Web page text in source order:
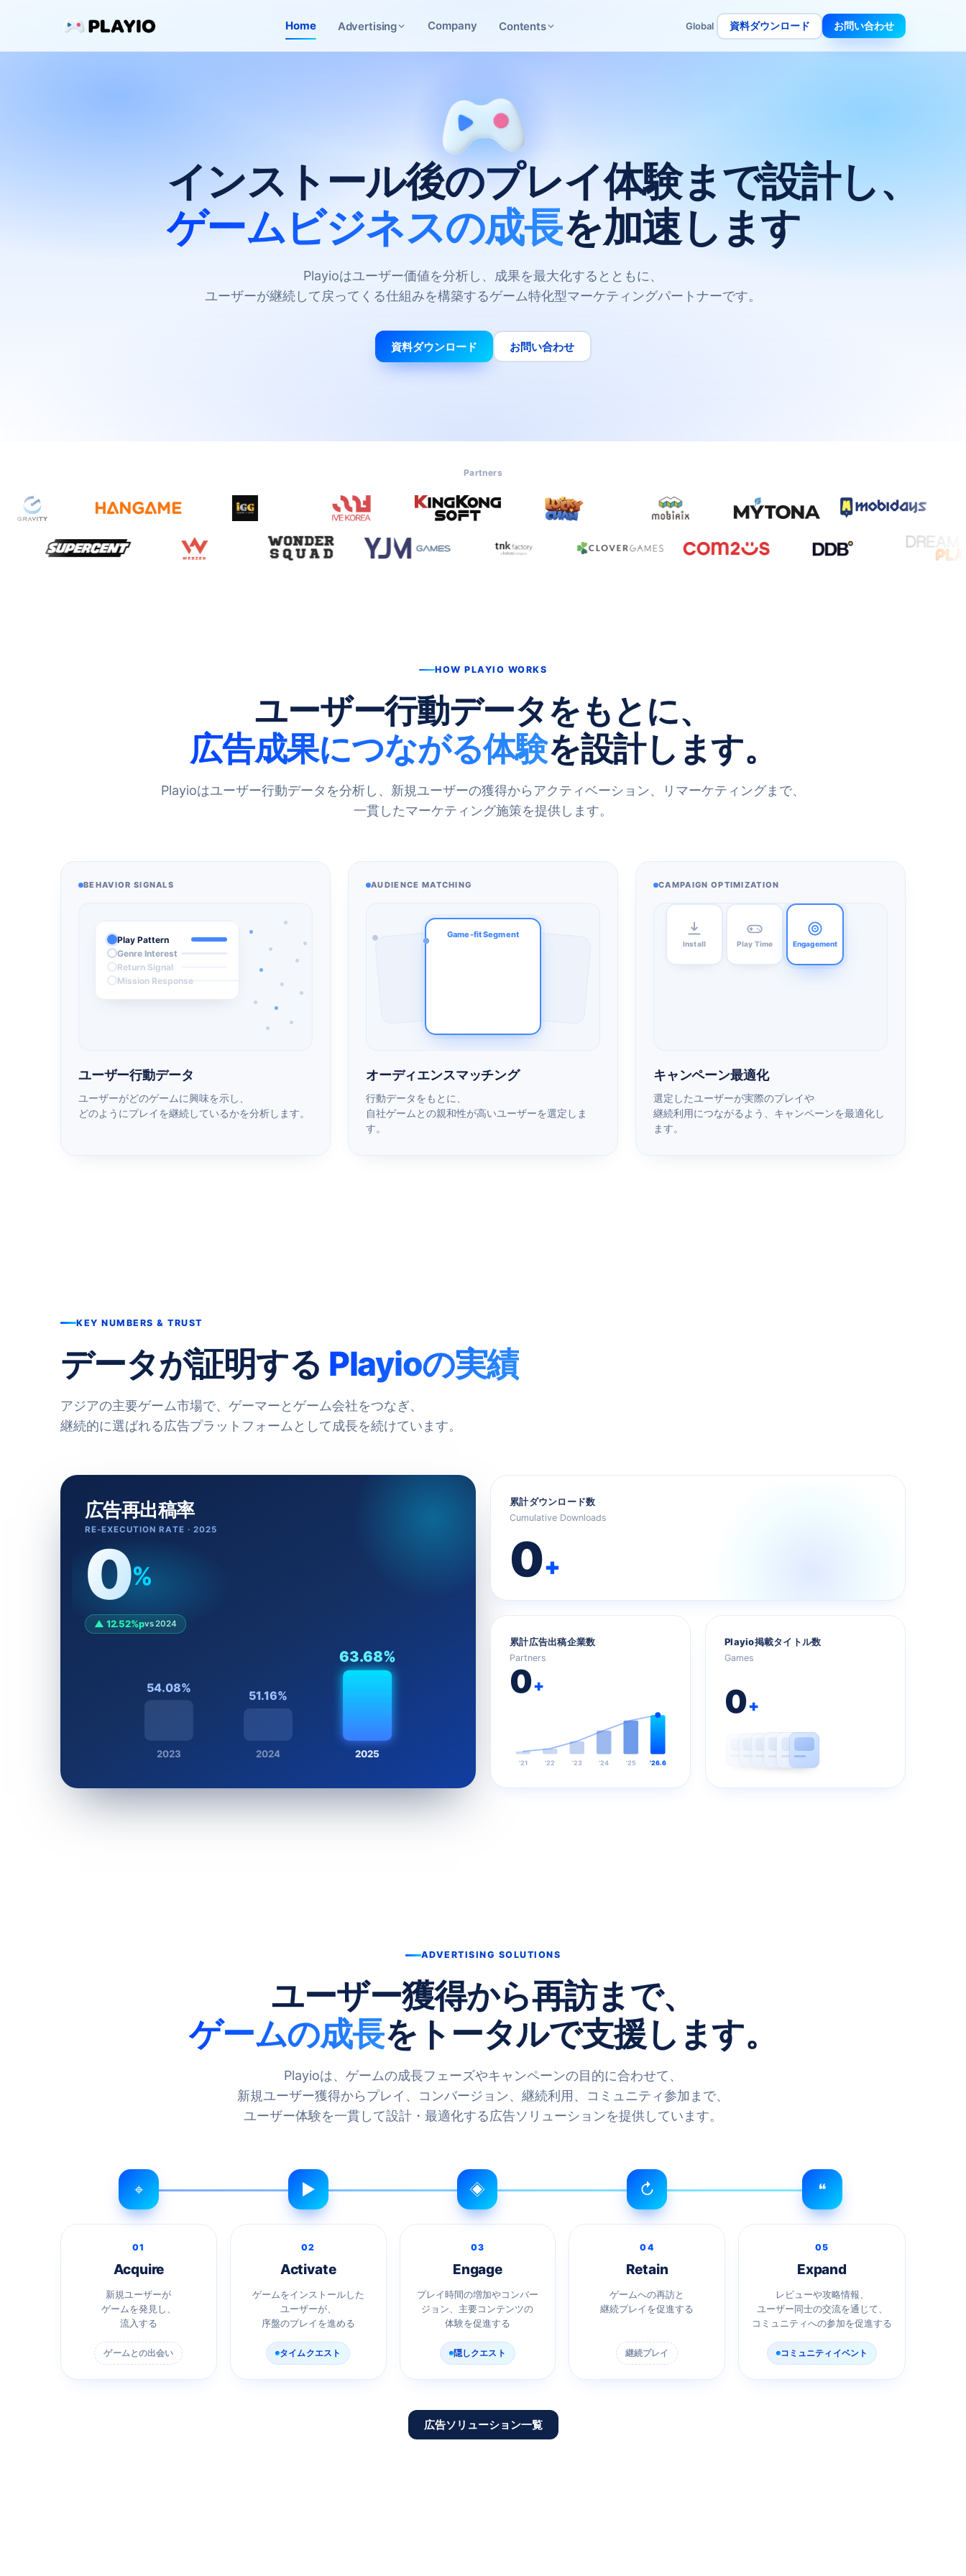
Home Advertising Company Contents Global 資料ダウンロード お問い合わせ
インストール後のプレイ体験まで設計し、
ゲームビジネスの成長を加速します
Playioはユーザー価値を分析し、成果を最大化するとともに、
ユーザーが継続して戻ってくる仕組みを構築するゲーム特化型マーケティングパートナーです。
資料ダウンロード お問い合わせ
Partners
HOW PLAYIO WORKS
ユーザー行動データをもとに、
広告成果につながる体験を設計します。
Playioはユーザー行動データを分析し、新規ユーザーの獲得からアクティベーション、リマーケティングまで、
一貫したマーケティング施策を提供します。
BEHAVIOR SIGNALS
Play Pattern
Genre Interest
Return Signal
Mission Response
ユーザー行動データ
ユーザーがどのゲームに興味を示し、
どのようにプレイを継続しているかを分析します。
AUDIENCE MATCHING
Game-fit Segment
オーディエンスマッチング
行動データをもとに、
自社ゲームとの親和性が高いユーザーを選定しま
す。
CAMPAIGN OPTIMIZATION
Install Play Time Engagement
キャンペーン最適化
選定したユーザーが実際のプレイや
継続利用につながるよう、キャンペーンを最適化し
ます。
KEY NUMBERS & TRUST
データが証明する Playioの実績
アジアの主要ゲーム市場で、ゲーマーとゲーム会社をつなぎ、
継続的に選ばれる広告プラットフォームとして成長を続けています。
広告再出稿率
RE-EXECUTION RATE · 2025
0%
▲ 12.52%pvs 2024
54.08%
51.16%
63.68%
2023 2024 2025
累計ダウンロード数
Cumulative Downloads
0+
累計広告出稿企業数
Partners
0+
'21 '22 '23 '24 '25 '26.6
Playio掲載タイトル数
Games
0+
ADVERTISING SOLUTIONS
ユーザー獲得から再訪まで、
ゲームの成長をトータルで支援します。
Playioは、ゲームの成長フェーズやキャンペーンの目的に合わせて、
新規ユーザー獲得からプレイ、コンバージョン、継続利用、コミュニティ参加まで、
ユーザー体験を一貫して設計・最適化する広告ソリューションを提供しています。
⌖
01
Acquire
新規ユーザーが
ゲームを発見し、
流入する
ゲームとの出会い
▶
02
Activate
ゲームをインストールした
ユーザーが、
序盤のプレイを進める
タイムクエスト
◈
03
Engage
プレイ時間の増加やコンバー
ジョン、主要コンテンツの
体験を促進する
隠しクエスト
↻
04
Retain
ゲームへの再訪と
継続プレイを促進する
継続プレイ
❝
05
Expand
レビューや攻略情報、
ユーザー同士の交流を通じて、
コミュニティへの参加を促進する
コミュニティイベント
広告ソリューション一覧